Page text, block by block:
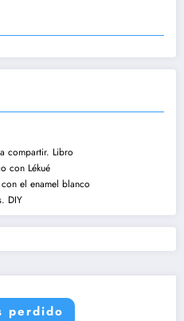
compartir. Libro
con Lékué
el enamel blanco
DIY
perdido